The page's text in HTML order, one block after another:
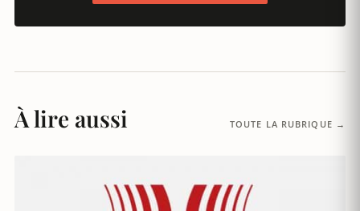
À lire aussi TOUTE LA RUBRIQUE →